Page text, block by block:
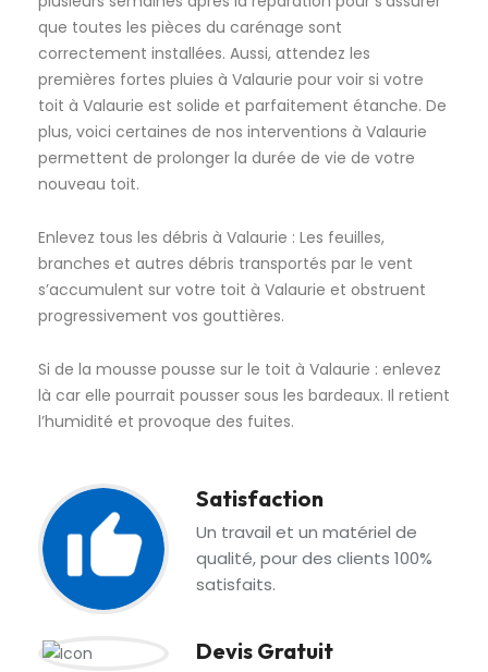
que toutes les pièces du carénage sont
correctement installées. Aussi, attendez les
premières fortes pluies à Valaurie pour voir si votre
toit à Valaurie est solide et parfaitement étanche. De
plus, voici certaines de nos interventions à Valaurie
permettent de prolonger la durée de vie de votre
nouveau toit.
Enlevez tous les débris à Valaurie : Les feuilles,
branches et autres débris transportés par le vent
s’accumulent sur votre toit à Valaurie et obstruent
progressivement vos gouttières.
Si de la mousse pousse sur le toit à Valaurie : enlevez
là car elle pourrait pousser sous les bardeaux. Il retient
l’humidité et provoque des fuites.
Satisfaction
Un travail et un matériel de
qualité, pour des clients 100%
satisfaits.
Devis Gratuit